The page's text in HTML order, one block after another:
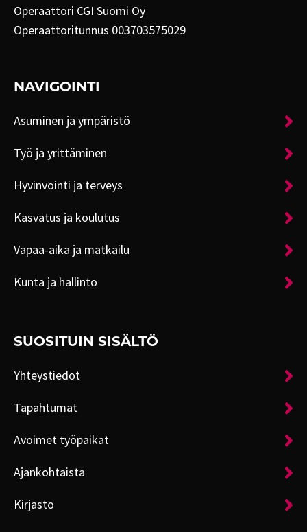
Operaattori CGI Suomi Oy
Operaattoritunnus 003703575029
NAVIGOINTI
Asuminen ja ympäristö
Työ ja yrittäminen
Hyvinvointi ja terveys
Kasvatus ja koulutus
Vapaa-aika ja matkailu
Kunta ja hallinto
SUOSITUIN SISÄLTÖ
Yhteystiedot
Tapahtumat
Avoimet työpaikat
Ajankohtaista
Kirjasto